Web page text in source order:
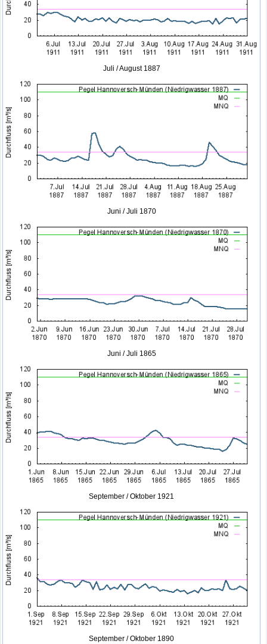
Juli / August 1887
Juni / Juli 1870
Juni / Juli 1865
September / Oktober 1921
September / Oktober 1890